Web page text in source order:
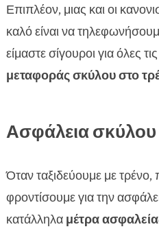
Επιπλέον, μιας και οι
καλό είναι να
είμαστε σίγουροι για όλες
μεταφοράς σκύλου στο
Ασφάλεια σκύλου
Όταν ταξιδεύουμε με
φροντίσουμε για την
κατάλληλα μέτρα